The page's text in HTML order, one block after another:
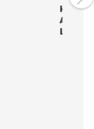
HẦU
A
LỀNH